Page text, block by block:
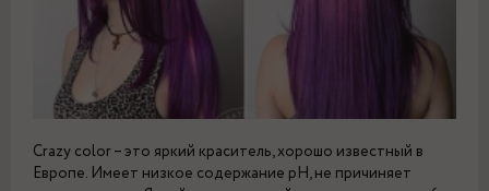
Crazy color – это яркий краситель, хорошо известный в
Европе. Имеет низкое содержание pH, не причиняет